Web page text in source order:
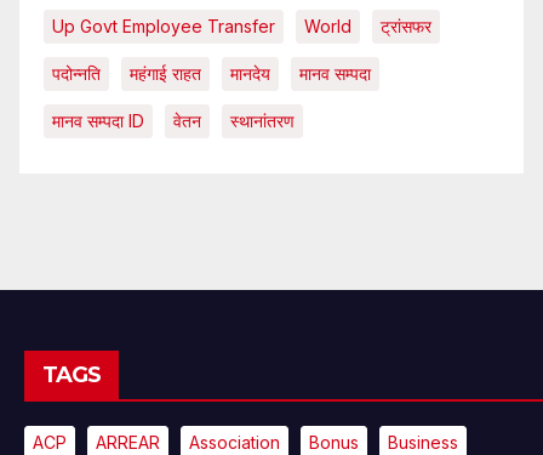
Up Govt Employee Transfer World ट्रांसफर
पदोन्नति महंगाई राहत मानदेय मानव सम्पदा
मानव सम्पदा ID वेतन स्थानांतरण
TAGS
ACP ARREAR Association Bonus Business